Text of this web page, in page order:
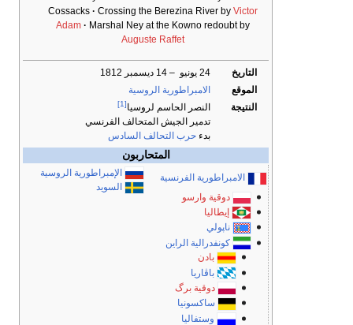
Cossacks
Crossing the Berezina River by Victor
Adam
Marshal Ney at the Kowno redoubt by
Auguste Raffet
التاريخ
24 يونيو – 14 ديسمبر 1812
الموقع
الامبراطورية الروسية
النتيجة
النصر الحاسم لروسيا[1]
تدمير الجيش المتحالف الفرنسي
بدء حرب التحالف السادس
المتحاربون
الامبراطورية الفرنسية
دوقية وارسو
إيطاليا
ناپولي
كونفدرالية الراين
بادن
باڤاريا
دوقية برگ
ساكسونيا
وستفاليا
الإمبراطورية الروسية
السويد